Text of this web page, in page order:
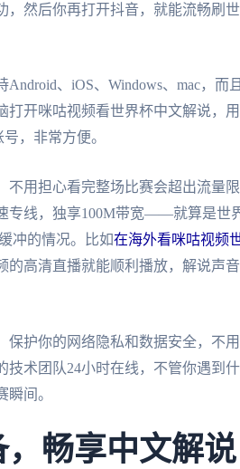
，然后你再打开抖音，就能流畅刷世
Android、iOS、Windows、mac，而且
开咪咕视频看世界杯中文解说，用
，非常方便。
不用担心看完整场比赛会超出流量限
专线，独享100M带宽——就算是世
冲的情况。比如在海外看咪咕视频
的高清直播就能顺利播放，解说声音
保护你的网络隐私和数据安全，不用
技术团队24小时在线，不管你遇到什
间。
畅享中文解说